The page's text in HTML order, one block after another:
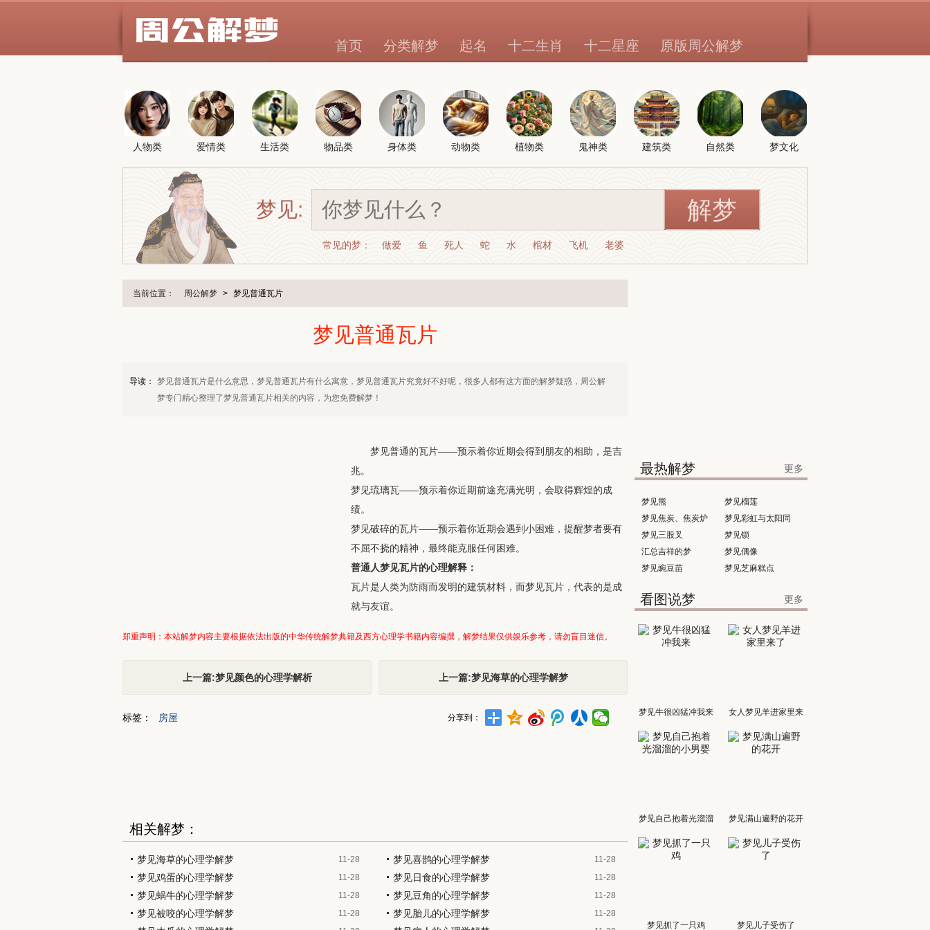
首页 分类解梦 起名 十二生肖 十二星座 原版周公解梦
人物类 爱情类 生活类 物品类 身体类 动物类 植物类 鬼神类 建筑类 自然类 梦文化
梦见:
常见的梦： 做爱 鱼 死人 蛇 水 棺材 飞机 老婆
当前位置： 周公解梦 > 梦见普通瓦片
梦见普通瓦片
导读：
梦见普通瓦片是什么意思，梦见普通瓦片有什么寓意，梦见普通瓦片究竟好不好呢，很多人都有这方面的解梦疑惑，周公解
梦专门精心整理了梦见普通瓦片相关的内容，为您免费解梦！
梦见普通的瓦片——预示着你近期会得到朋友的相助，是吉
兆。
梦见琉璃瓦——预示着你近期前途充满光明，会取得辉煌的成
绩。
梦见破碎的瓦片——预示着你近期会遇到小困难，提醒梦者要有
不屈不挠的精神，最终能克服任何困难。
普通人梦见瓦片的心理解释：
瓦片是人类为防雨而发明的建筑材料，而梦见瓦片，代表的是成
就与友谊。
郑重声明：本站解梦内容主要根据依法出版的中华传统解梦典籍及西方心理学书籍内容编撰，解梦结果仅供娱乐参考，请勿盲目迷信。
上一篇:梦见颜色的心理学解析 上一篇:梦见海草的心理学解梦
标签： 房屋 分享到：
相关解梦：
梦见海草的心理学解梦 11-28 梦见喜鹊的心理学解梦 11-28
梦见鸡蛋的心理学解梦 11-28 梦见日食的心理学解梦 11-28
梦见蜗牛的心理学解梦 11-28 梦见豆角的心理学解梦 11-28
梦见被咬的心理学解梦 11-28 梦见胎儿的心理学解梦 11-28
最热解梦 更多
梦见熊
梦见榴莲
梦见焦炭、焦炭炉
梦见彩虹与太阳同
时出现
梦见三股叉
梦见锁
汇总吉祥的梦
梦见偶像
梦见豌豆苗
梦见芝麻糕点
看图说梦 更多
梦见牛很凶猛冲我来 女人梦见羊进家里来
了
梦见自己抱着光溜溜
的小男婴
梦见满山遍野的花开
梦见抓了一只鸡 梦见儿子受伤了